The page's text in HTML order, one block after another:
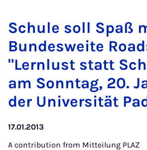
Schule soll Spaß
Bundes­weite
"Lernlust statt
am Son­ntag, 20.
der Uni­versität
17.01.2013
A contribution from Mitteilung PLAZ